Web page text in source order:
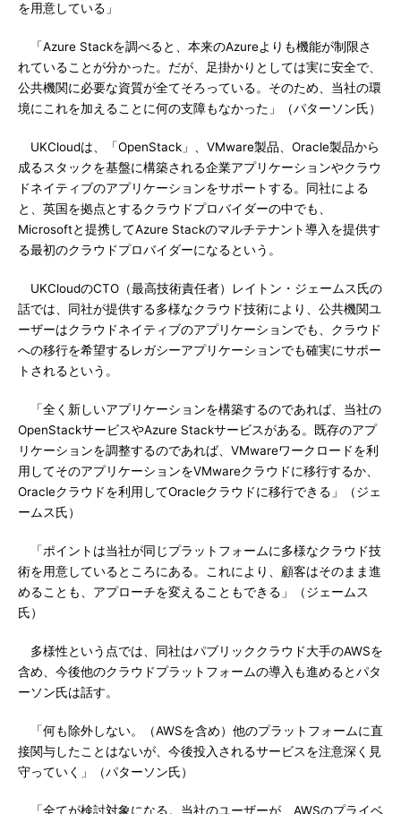
を用意している」
「Azure Stackを調べると、本来のAzureよりも機能が制限さ
れていることが分かった。だが、足掛かりとしては実に安全で、
公共機関に必要な資質が全てそろっている。そのため、当社の環
境にこれを加えることに何の支障もなかった」（パターソン氏）
UKCloudは、「OpenStack」、VMware製品、Oracle製品から
成るスタックを基盤に構築される企業アプリケーションやクラウ
ドネイティブのアプリケーションをサポートする。同社による
と、英国を拠点とするクラウドプロバイダーの中でも、
Microsoftと提携してAzure Stackのマルチテナント導入を提供す
る最初のクラウドプロバイダーになるという。
UKCloudのCTO（最高技術責任者）レイトン・ジェームス氏の
話では、同社が提供する多様なクラウド技術により、公共機関ユ
ーザーはクラウドネイティブのアプリケーションでも、クラウド
への移行を希望するレガシーアプリケーションでも確実にサポー
トされるという。
「全く新しいアプリケーションを構築するのであれば、当社の
OpenStackサービスやAzure Stackサービスがある。既存のアプ
リケーションを調整するのであれば、VMwareワークロードを利
用してそのアプリケーションをVMwareクラウドに移行するか、
Oracleクラウドを利用してOracleクラウドに移行できる」（ジェ
ームス氏）
「ポイントは当社が同じプラットフォームに多様なクラウド技
術を用意しているところにある。これにより、顧客はそのまま進
めることも、アプローチを変えることもできる」（ジェームス
氏）
多様性という点では、同社はパブリッククラウド大手のAWSを
含め、今後他のクラウドプラットフォームの導入も進めるとパタ
ーソン氏は話す。
「何も除外しない。（AWSを含め）他のプラットフォームに直
接関与したことはないが、今後投入されるサービスを注意深く見
守っていく」（パターソン氏）
「全てが検討対象になる。当社のユーザーが、AWSのプライベ